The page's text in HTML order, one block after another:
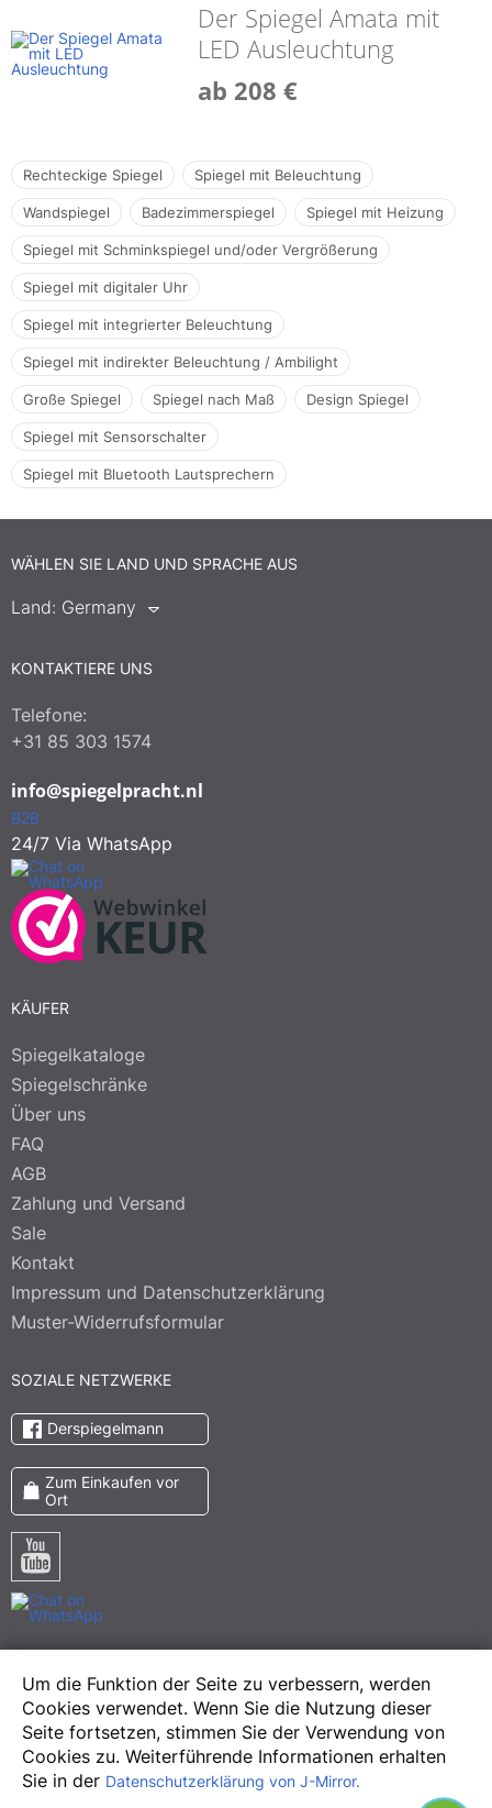
Um die Funktion der Seite zu verbessern, werden
Cookies verwendet. Wenn Sie die Nutzung dieser
Seite fortsetzen, stimmen Sie der Verwendung von
Cookies zu. Weiterführende Informationen erhalten
Sie in der Datenschutzerklärung von J-Mirror.
Der Spiegel Amata mit
LED Ausleuchtung
ab 208 €
Rechteckige Spiegel Spiegel mit Beleuchtung
Wandspiegel Badezimmerspiegel Spiegel mit Heizung
Spiegel mit Schminkspiegel und/oder Vergrößerung
Spiegel mit digitaler Uhr
Spiegel mit integrierter Beleuchtung
Spiegel mit indirekter Beleuchtung / Ambilight
Große Spiegel Spiegel nach Maß Design Spiegel
Spiegel mit Sensorschalter
Spiegel mit Bluetooth Lautsprechern
WÄHLEN SIE LAND UND SPRACHE AUS
Land: Germany
KONTAKTIERE UNS
Telefone:
+31 85 303 1574
info@spiegelpracht.nl
B2B
24/7 Via WhatsApp
KÄUFER
Spiegelkataloge
Spiegelschränke
Über uns
FAQ
AGB
Zahlung und Versand
Sale
Kontakt
Impressum und Datenschutzerklärung
Muster-Widerrufsformular
SOZIALE NETZWERKE
Derspiegelmann
Zum Einkaufen vor
Ort
Pinterest
Meta
Instagram